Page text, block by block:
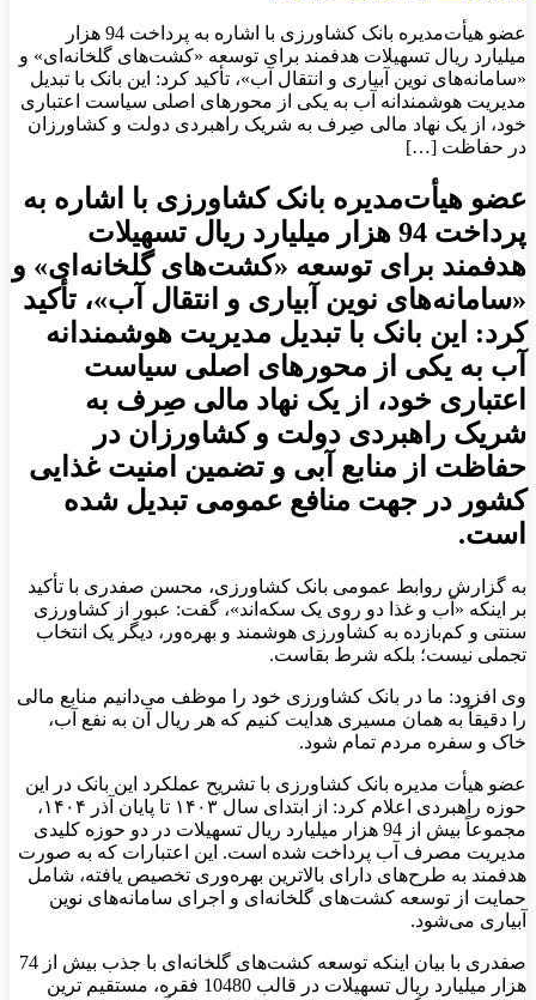
عضو هیأت‌مدیره بانک کشاورزی با اشاره به پرداخت 94 هزار
میلیارد ریال تسهیلات هدفمند برای توسعه «کشت‌های گلخانه‌ای» و
«سامانه‌های نوین آبیاری و انتقال آب»، تأکید کرد: این بانک با تبدیل
مدیریت هوشمندانه آب به یکی از محورهای اصلی سیاست اعتباری
خود، از یک نهاد مالی صِرف به شریک راهبردی دولت و کشاورزان
در حفاظت […]
عضو هیأت‌مدیره بانک کشاورزی با اشاره به
پرداخت 94 هزار میلیارد ریال تسهیلات
هدفمند برای توسعه «کشت‌های گلخانه‌ای» و
«سامانه‌های نوین آبیاری و انتقال آب»، تأکید
کرد: این بانک با تبدیل مدیریت هوشمندانه
آب به یکی از محورهای اصلی سیاست
اعتباری خود، از یک نهاد مالی صِرف به
شریک راهبردی دولت و کشاورزان در
حفاظت از منابع آبی و تضمین امنیت غذایی
کشور در جهت منافع عمومی تبدیل شده
است.
به گزارش روابط عمومی بانک کشاورزی، محسن صفدری با تأکید
بر اینکه «آب و غذا دو روی یک سکه‌اند»، گفت: عبور از کشاورزی
سنتی و کم‌بازده به کشاورزی هوشمند و بهره‌ور، دیگر یک انتخاب
تجملی نیست؛ بلکه شرط بقاست.
وی افزود: ما در بانک کشاورزی خود را موظف می‌دانیم منابع مالی
را دقیقاً به همان مسیری هدایت کنیم که هر ریال آن به نفع آب،
خاک و سفره مردم تمام شود.
عضو هیأت مدیره بانک کشاورزی با تشریح عملکرد این بانک در این
حوزه راهبردی اعلام کرد: از ابتدای سال ۱۴۰۳ تا پایان آذر ۱۴۰۴،
مجموعاً بیش از 94 هزار میلیارد ریال تسهیلات در دو حوزه کلیدی
مدیریت مصرف آب پرداخت شده است. این اعتبارات که به صورت
هدفمند به طرح‌های دارای بالاترین بهره‌وری تخصیص یافته، شامل
حمایت از توسعه کشت‌های گلخانه‌ای و اجرای سامانه‌های نوین
آبیاری می‌شود.
صفدری با بیان اینکه توسعه کشت‌های گلخانه‌ای با جذب بیش از 74
هزار میلیارد ریال تسهیلات در قالب 10480 فقره، مستقیم ترین